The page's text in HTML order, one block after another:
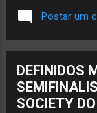
próxima sexta-
em Janaúba.
apenas em
Sagrado
feriado
Sagrado
Postar um
DEFINIDOS
SOCIETY